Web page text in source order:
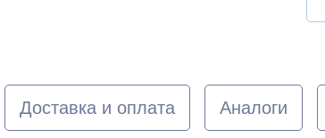
Доставка и оплата Аналоги